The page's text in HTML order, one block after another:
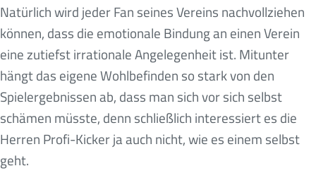
Natürlich wird jeder Fan seines Vereins nachvollziehen
können, dass die emotionale Bindung an einen Verein
eine zutiefst irrationale Angelegenheit ist. Mitunter
hängt das eigene Wohlbefinden so stark von den
Spielergebnissen ab, dass man sich vor sich selbst
schämen müsste, denn schließlich interessiert es die
Herren Profi-Kicker ja auch nicht, wie es einem selbst
geht.